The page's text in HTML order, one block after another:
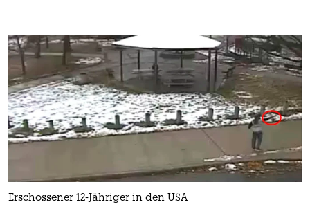
Erschossener 12-Jähriger in den USA